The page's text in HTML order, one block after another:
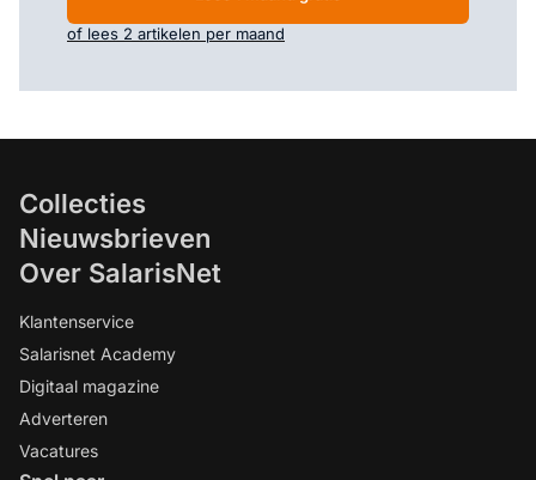
of lees 2 artikelen per maand
Collecties
Nieuwsbrieven
Over SalarisNet
Klantenservice
Salarisnet Academy
Digitaal magazine
Adverteren
Vacatures